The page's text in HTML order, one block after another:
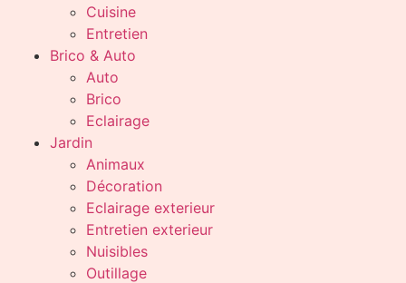
Cuisine
Entretien
Brico & Auto
Auto
Brico
Eclairage
Jardin
Animaux
Décoration
Eclairage exterieur
Entretien exterieur
Nuisibles
Outillage